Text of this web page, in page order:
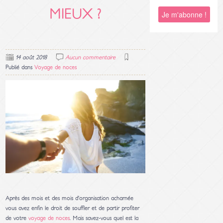
MIEUX ?
14 août 2018
Aucun commentaire
Publié dansVoyage de noces
Après des mois et des mois d’organisation acharnée
vous avez enfin le droit de souffler et de partir profiter
de votrevoyage de noces . Mais savez-vous quel est la